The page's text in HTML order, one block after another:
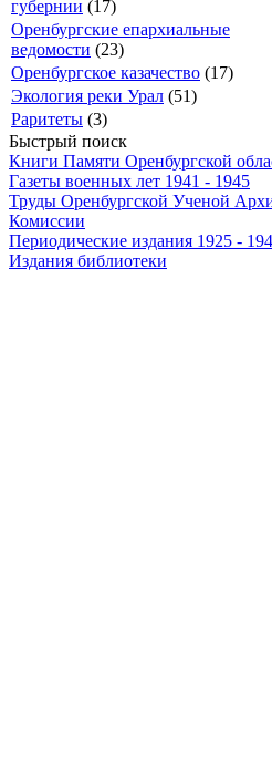
губернии (17)
Оренбургские епархиальные
ведомости (23)
Оренбургское казачество (17)
Экология реки Урал (51)
Раритеты (3)
Быстрый поиск
Книги Памяти Оренбургской
Газеты военных лет 1941 - 1945
Труды Оренбургской Ученой
Комиссии
Периодические издания 1925 -
Издания библиотеки